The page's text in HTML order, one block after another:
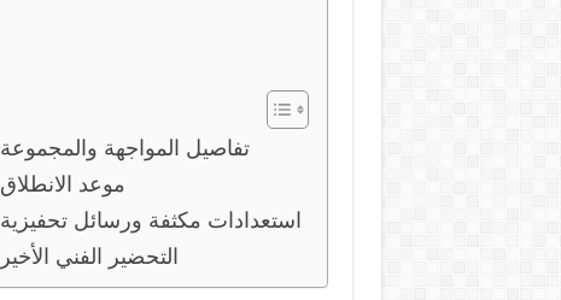
تفاصيل المواجهة والمجموعة
موعد الانطلاق
استعدادات مكثفة ورسائل تحفيزية
التحضير الفني الأخير